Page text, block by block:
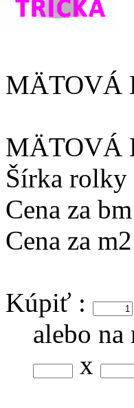
MÄTOVÁ
MÄTOVÁ
Šírka rolky
Cena za
Cena za
Kúpiť :
alebo
x